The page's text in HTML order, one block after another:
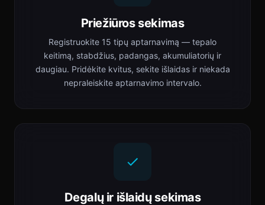
Priežiūros sekimas
Registruokite 15 tipų aptarnavimą — tepalo
keitimą, stabdžius, padangas, akumuliatorių ir
daugiau. Pridėkite kvitus, sekite išlaidas ir niekada
nepraleiskite aptarnavimo intervalo.
Degalų ir išlaidų sekimas